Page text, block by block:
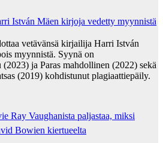
István Mäen kirjoja vedetty myynnistä
vetävänsä kirjailija Harri István
myynnistä. Syynä on
ja Paras mahdollinen (2022) sekä
(2019) kohdistunut plagiaattiepäily.
Ray Vaughanista paljastaa, miksi
Bowien kiertueelta